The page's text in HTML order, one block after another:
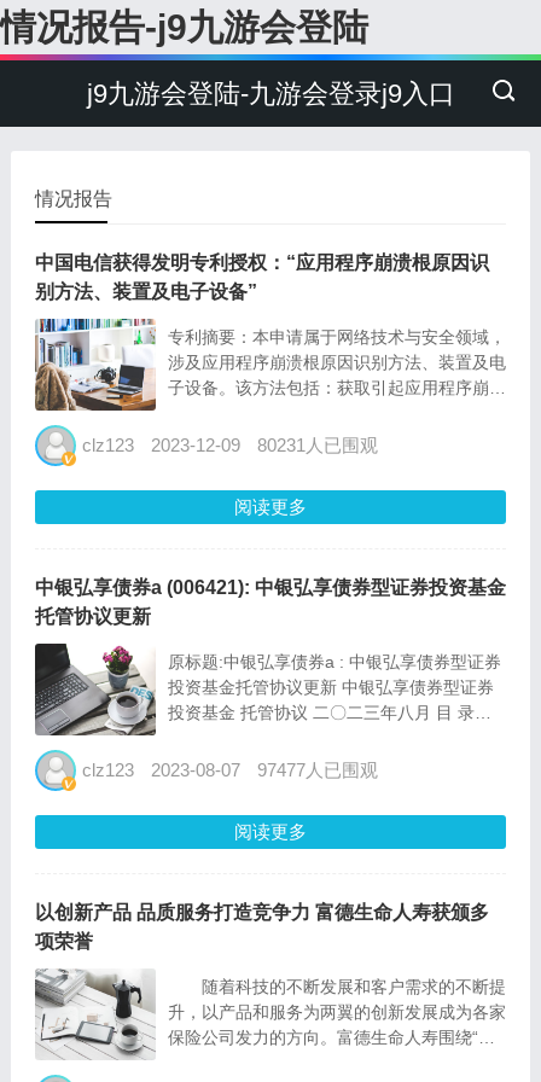
情况报告-j9九游会登陆
j9九游会登陆-九游会登录j9入口
情况报告
中国电信获得发明专利授权：“应用程序崩溃根原因识
别方法、装置及电子设备”
专利摘要：本申请属于网络技术与安全领域，
涉及应用程序崩溃根原因识别方法、装置及电
子设备。该方法包括：获取引起应用程序崩溃
例和多个负测试用例；构建与应用程序对应的
量对应的断言；输入各...
clz123 2023-12-09 80231人已围观
阅读更多
中银弘享债券a (006421): 中银弘享债券型证券投资基金
托管协议更新
原标题:中银弘享债券a : 中银弘享债券型证券
投资基金托管协议更新 中银弘享债券型证券
投资基金 托管协议 二〇二三年八月 目 录
........................................
clz123 2023-08-07 97477人已围观
阅读更多
以创新产品 品质服务打造竞争力 富德生命人寿获颁多
项荣誉
随着科技的不断发展和客户需求的不断提
升，以产品和服务为两翼的创新发展成为各家
保险公司发力的方向。富德生命人寿围绕“以